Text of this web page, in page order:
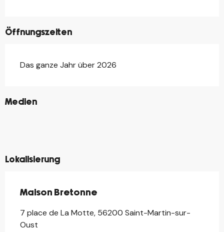
Öffnungszeiten
Das ganze Jahr über 2026
Medien
©
©
Lokalisierung
Maison Bretonne
7 place de La Motte, 56200 Saint-Martin-sur-
Oust